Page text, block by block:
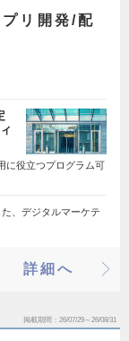
リ開発/配
に役立つプログラム可
、デジタルマーケテ
詳細へ
掲載期間 26/07/29～26/08/31